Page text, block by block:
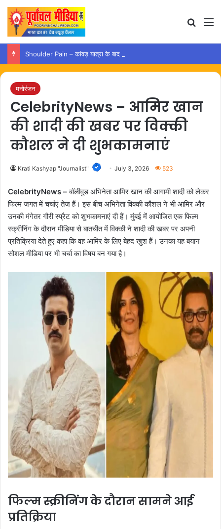
मनोरंजन
CelebrityNews – आमिर खान
की शादी की खबर पर विक्की
कौशल ने दी शुभकामनाएं
Krati Kashyap "Journalist" July 3, 2026 523
CelebrityNews –बॉलीवुड अभिनेता आमिर खान की आगामी शादी को लेकर
फिल्म जगत में चर्चाएं तेज हैं। इस बीच अभिनेता विक्की कौशल ने भी आमिर और
उनकी मंगेतर गौरी स्प्रैट को शुभकामनाएं दी हैं। मुंबई में आयोजित एक फिल्म
स्क्रीनिंग के दौरान मीडिया से बातचीत में विक्की ने शादी की खबर पर अपनी
प्रतिक्रिया देते हुए कहा कि वह आमिर के लिए बेहद खुश हैं। उनका यह बयान
सोशल मीडिया पर भी चर्चा का विषय बन गया है।
फिल्म स्क्रीनिंग के दौरान सामने आई
प्रतिक्रिया